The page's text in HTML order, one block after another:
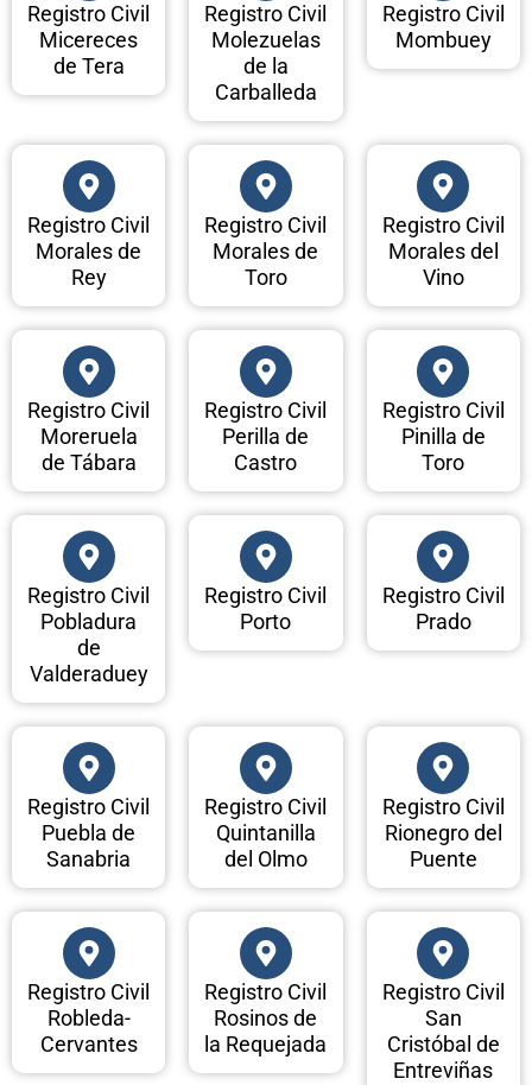
Registro Civil
Micereces
de Tera
Registro Civil
Molezuelas
de la
Carballeda
Registro Civil
Mombuey
Registro Civil
Morales de
Rey
Registro Civil
Morales de
Toro
Registro Civil
Morales del
Vino
Registro Civil
Moreruela
de Tábara
Registro Civil
Perilla de
Castro
Registro Civil
Pinilla de
Toro
Registro Civil
Pobladura
de
Valderaduey
Registro Civil
Porto
Registro Civil
Prado
Registro Civil
Puebla de
Sanabria
Registro Civil
Quintanilla
del Olmo
Registro Civil
Rionegro del
Puente
Registro Civil
Robleda-
Cervantes
Registro Civil
Rosinos de
la Requejada
Registro Civil
San
Cristóbal de
Entreviñas